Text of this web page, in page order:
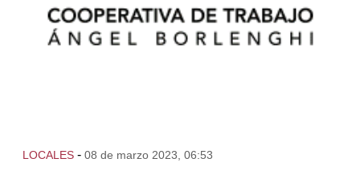
LOCALES - 08 de marzo 2023, 06:53